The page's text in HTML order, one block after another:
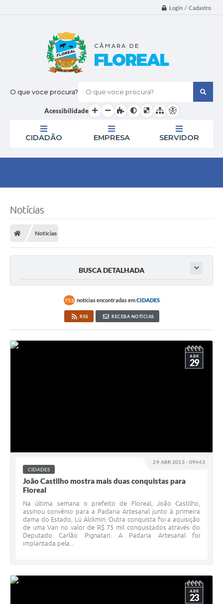
Login / Cadastro
O que voce procura?
Acessibilidade
CIDADÃO EMPRESA SERVIDOR
Notícias
Notícias
BUSCA DETALHADA
753 notícias encontradas emCIDADES
RSS RECEBA NOTÍCIAS
29 ABR 2013 - 09h43
ABR
29
CIDADES
João Castilho mostra mais duas conquistas para
Floreal
Na última semana o prefeito de Floreal, João Castilho,
assinou convênio para a Padaria Artesanal junto à primeira
dama do Estado, Lú Alckmin. Outra conquista foi a aquisição
de uma Van no valor de R$ 75 mil conquistados através do
Deputado Carlão Pignatari. A Padaria Artesanal foi
implantada pela...
ABR
23